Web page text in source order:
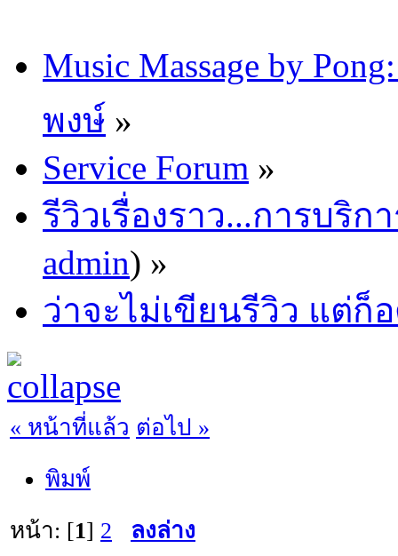
Music Massage by
พงษ์ »
Service Forum »
รีวิวเรื่องราว...การบริก
admin) »
ว่าจะไม่เขียนรีวิว แต่ก็
« หน้าที่แล้ว ต่อไป »
พิมพ์
หน้า: [1] 2 ลงล่าง